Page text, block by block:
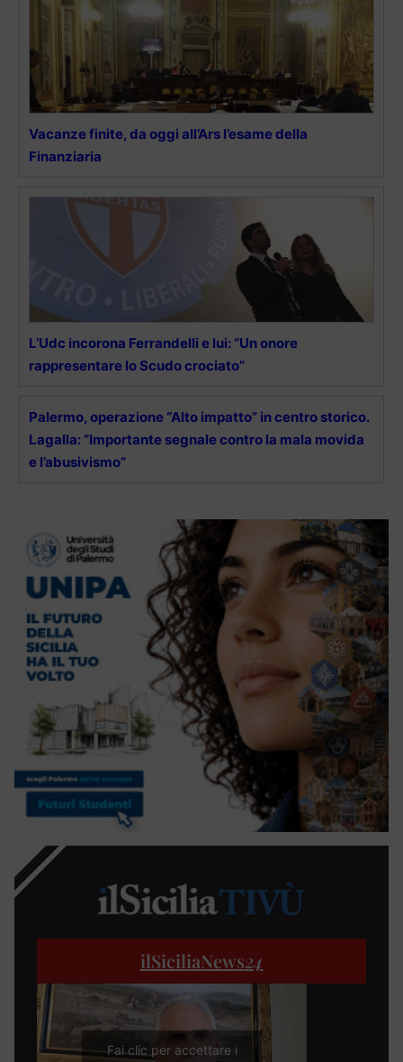
Vacanze finite, da oggi all’Ars l’esame della
Finanziaria
L’Udc incorona Ferrandelli e lui: “Un onore
rappresentare lo Scudo crociato”
Palermo, operazione “Alto impatto” in centro storico.
Lagalla: “Importante segnale contro la mala movida
e l’abusivismo”
ilSiciliaNews24
Fai clic per accettare i